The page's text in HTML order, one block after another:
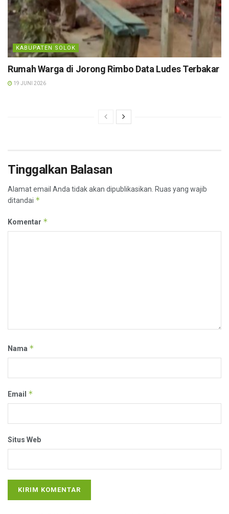
KABUPATEN SOLOK
Rumah Warga di Jorong Rimbo Data Ludes Terbakar
19 JUNI 2026
Tinggalkan Balasan
Alamat email Anda tidak akan dipublikasikan. Ruas yang wajib
ditandai *
Komentar *
Nama *
Email *
Situs Web